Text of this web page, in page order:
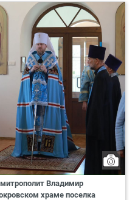
митрополит Владимир
храме поселка